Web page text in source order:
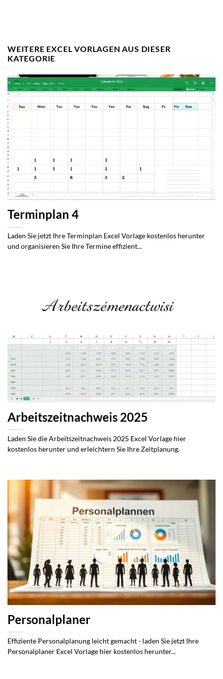
WEITERE EXCEL VORLAGEN AUS DIESER
KATEGORIE
Terminplan 4
Laden Sie jetzt Ihre Terminplan Excel Vorlage kostenlos herunter
und organisieren Sie Ihre Termine effizient...
Arbeitszeitnachweis 2025
Laden Sie die Arbeitszeitnachweis 2025 Excel Vorlage hier
kostenlos herunter und erleichtern Sie Ihre Zeitplanung.
Personalplaner
Effiziente Personalplanung leicht gemacht - laden Sie jetzt Ihre
Personalplaner Excel Vorlage hier kostenlos herunter...